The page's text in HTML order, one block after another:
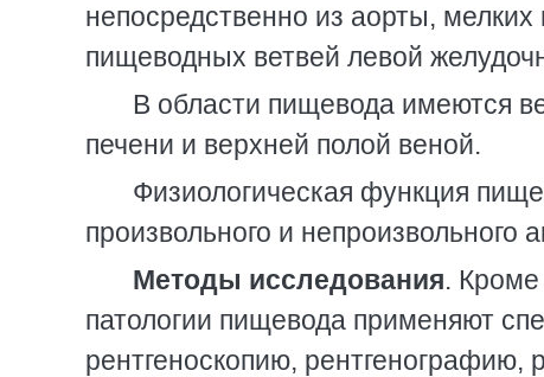
непосредственно из аорты,
пищеводных ветвей левой
В области пищевода имеются
печени и верхней полой веной.
Физиологическая функция
произвольного и непроизвольного
Методы исследования.
патологии пищевода применяют
рентгеноскопию, рентгенографию,